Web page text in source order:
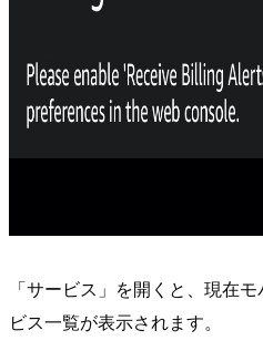
「サービス」を開くと、現在
ビス一覧が表示されます。